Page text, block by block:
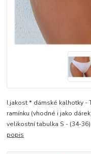
I.jakost * dámské kalhotky -
ramínku (vhodné i jako
velikostní tabulka S - (34-36)
popis